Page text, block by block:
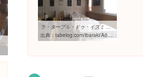
ラ・ターブル・ドゥ・イズミ （La Table De Izumi） - 阿字ヶ浦/カフェ ...
出典： tabelog.com/ibaraki/A0801/A080102/8000255
Instagram posts at Bakeshop Loterie | Picbear